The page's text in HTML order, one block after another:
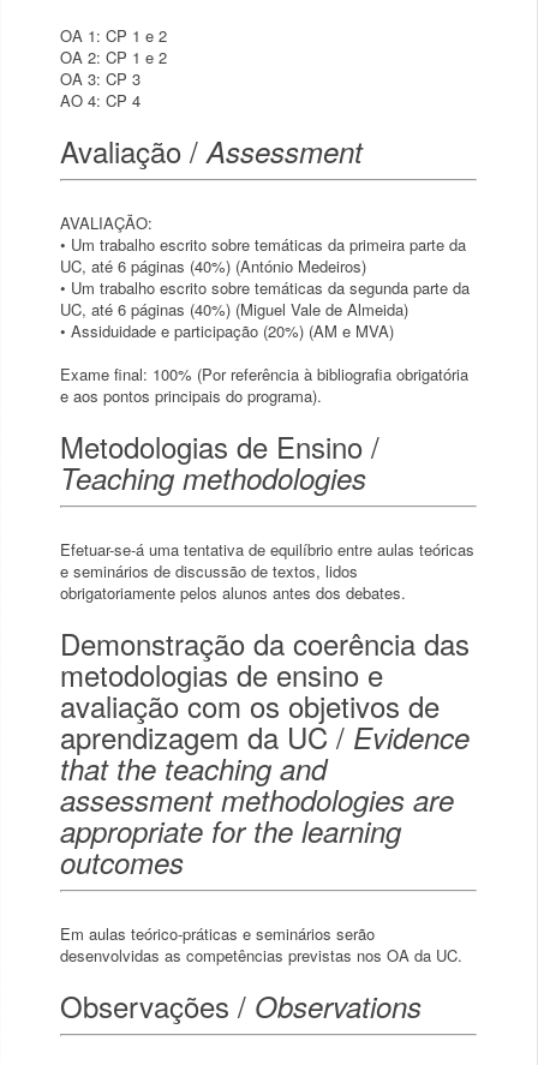
OA 1: CP 1 e 2
OA 2: CP 1 e 2
OA 3: CP 3
AO 4: CP 4
Avaliação /Assessment
AVALIAÇÃO:
• Um trabalho escrito sobre temáticas da primeira parte da
UC, até 6 páginas (40%) (António Medeiros)
• Um trabalho escrito sobre temáticas da segunda parte da
UC, até 6 páginas (40%) (Miguel Vale de Almeida)
• Assiduidade e participação (20%) (AM e MVA)
Exame final: 100% (Por referência à bibliografia obrigatória
e aos pontos principais do programa).
Metodologias de Ensino /
Teaching methodologies
Efetuar-se-á uma tentativa de equilíbrio entre aulas teóricas
e seminários de discussão de textos, lidos
obrigatoriamente pelos alunos antes dos debates.
Demonstração da coerência das
metodologias de ensino e
avaliação com os objetivos de
aprendizagem da UC / Evidence
that the teaching and
assessment methodologies are
appropriate for the learning
outcomes
Em aulas teórico-práticas e seminários serão
desenvolvidas as competências previstas nos OA da UC.
Observações / Observations